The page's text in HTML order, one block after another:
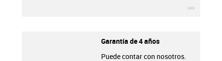
Garantía de 4 años
Puede contar con nosotros.